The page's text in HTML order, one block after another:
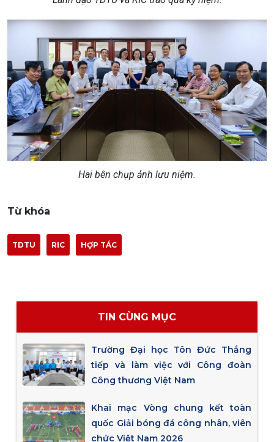
Hai bên chụp ảnh lưu niệm.
Từ khóa
TDTU RIC HỢP TÁC
TIN CÙNG MỤC
Trường Đại học Tôn Đức Thắng
tiếp và làm việc với Công đoàn
Công thương Việt Nam
Khai mạc Vòng chung kết toàn
quốc Giải bóng đá công nhân, viên
chức Việt Nam 2026